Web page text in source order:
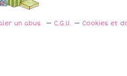
un abus C.G.U. Cookies et